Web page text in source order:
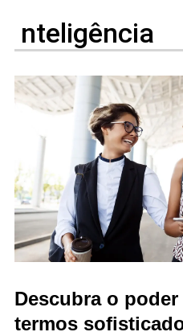
nteligência
Descubra o
termos